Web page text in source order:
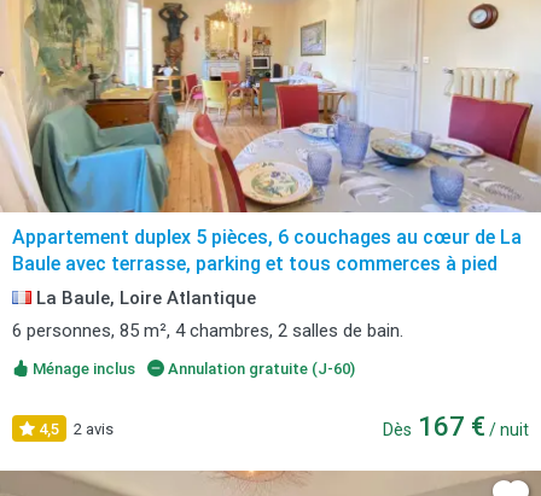
Appartement duplex 5 pièces, 6 couchages au cœur de La
Baule avec terrasse, parking et tous commerces à pied
La Baule, Loire Atlantique
6 personnes, 85 m², 4 chambres, 2 salles de bain.
Ménage inclus Annulation gratuite (J-60)
4,5 2 avis Dès 167 € / nuit